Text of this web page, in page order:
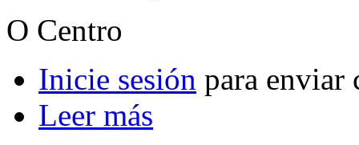
O Centro
Inicie sesión para enviar
Leer más